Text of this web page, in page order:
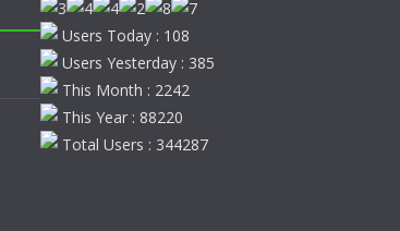
Users Today : 108
Users Yesterday : 385
This Month : 2242
This Year : 88220
Total Users : 344287